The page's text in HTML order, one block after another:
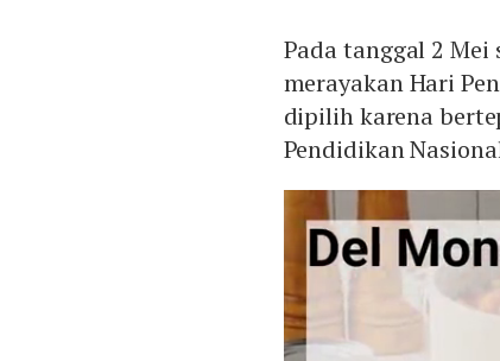
Pada tanggal 2
merayakan Hari
dipilih karena
Pendidikan